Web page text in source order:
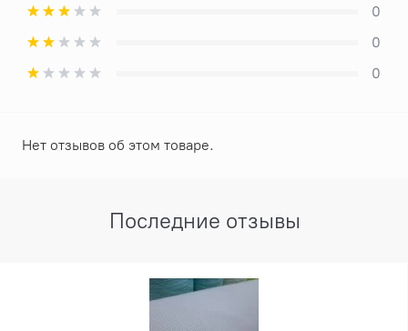
0
0
0
Нет отзывов об этом товаре.
Последние отзывы